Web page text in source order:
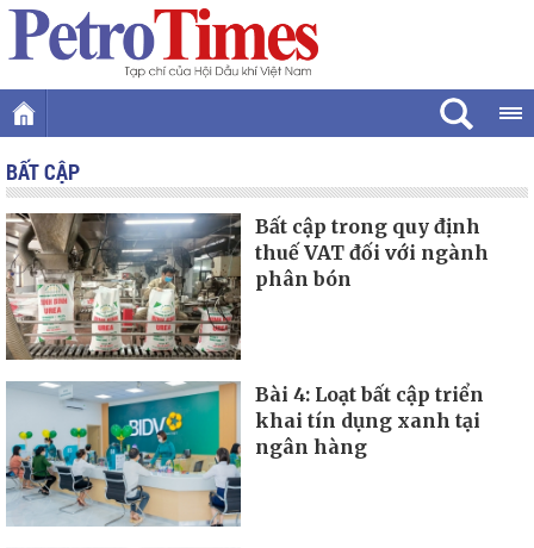
BẤT CẬP
Bất cập trong quy định
thuế VAT đối với ngành
phân bón
Bài 4: Loạt bất cập triển
khai tín dụng xanh tại
ngân hàng